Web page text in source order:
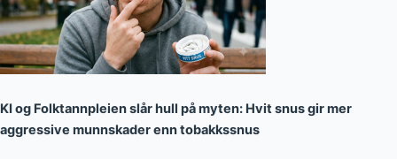
KI og Folktannpleien slår hull på myten: Hvit snus gir mer
aggressive munnskader enn tobakkssnus